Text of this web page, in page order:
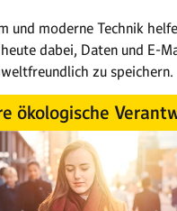
und moderne Technik
dabei, Daten und E-
zu speichern.
ökologische